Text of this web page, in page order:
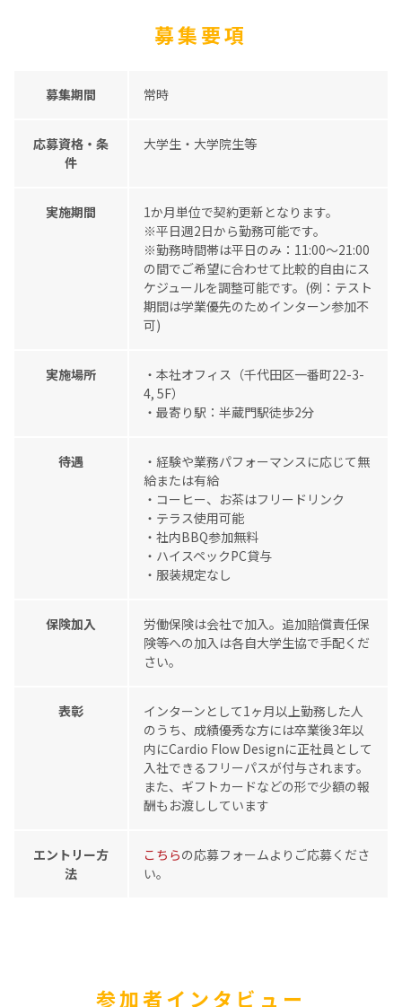
募集要項
募集期間 常時
応募資格・条
件
大学生・大学院生等
実施期間
1か月単位で契約更新となります。
※平日週2日から勤務可能です。
※勤務時間帯は平日のみ：11:00～21:00
の間でご希望に合わせて比較的自由にス
ケジュールを調整可能です。(例：テスト
期間は学業優先のためインターン参加不
可)
実施場所
・本社オフィス（千代田区一番町22-3-
4, 5F）
・最寄り駅：半蔵門駅徒歩2分
待遇
・経験や業務パフォーマンスに応じて無
給または有給
・コーヒー、お茶はフリードリンク
・テラス使用可能
・社内BBQ参加無料
・ハイスペックPC貸与
・服装規定なし
保険加入
労働保険は会社で加入。追加賠償責任保
険等への加入は各自大学生協で手配くだ
さい。
表彰
インターンとして1ヶ月以上勤務した人
のうち、成績優秀な方には卒業後3年以
内にCardio Flow Designに正社員として
入社できるフリーパスが付与されます。
また、ギフトカードなどの形で少額の報
酬もお渡ししています
エントリー方
法
こちらの応募フォームよりご応募くださ
い。
参加者インタビュー